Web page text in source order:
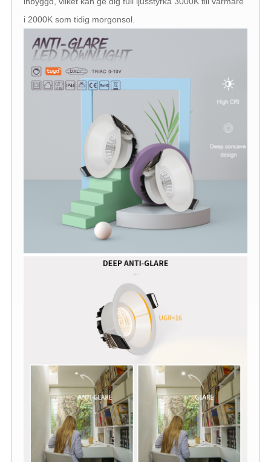
i 2000K som tidig morgonsol.